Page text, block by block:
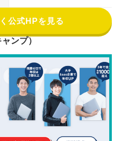
公式HPを見る
ンプ）